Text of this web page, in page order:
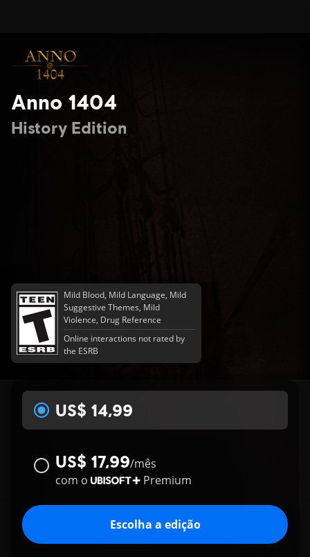
Anno 1404
History Edition
Mild Blood, Mild Language, Mild
Suggestive Themes, Mild
Violence, Drug Reference
Online interactions not rated by
the ESRB
US$ 14,99
US$ 17,99/mês
com o
Premium
Escolha a edição